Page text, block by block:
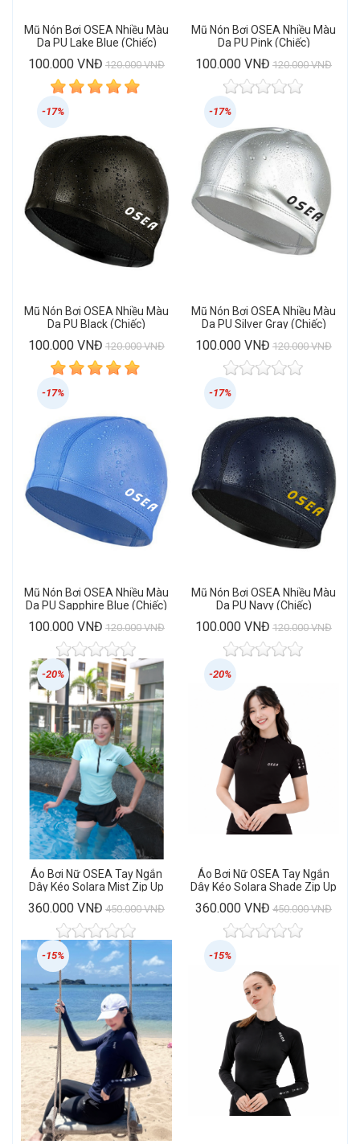
Mũ Nón Bơi OSEA Nhiều Màu
Da PU Lake Blue (Chiếc)
100.000 VNĐ 120.000 VNĐ
Mũ Nón Bơi OSEA Nhiều Màu
Da PU Pink (Chiếc)
100.000 VNĐ 120.000 VNĐ
Mũ Nón Bơi OSEA Nhiều Màu
Da PU Black (Chiếc)
100.000 VNĐ 120.000 VNĐ
-17%
Mũ Nón Bơi OSEA Nhiều Màu
Da PU Silver Gray (Chiếc)
100.000 VNĐ 120.000 VNĐ
-17%
Mũ Nón Bơi OSEA Nhiều Màu
Da PU Sapphire Blue (Chiếc)
100.000 VNĐ 120.000 VNĐ
-17%
Mũ Nón Bơi OSEA Nhiều Màu
Da PU Navy (Chiếc)
100.000 VNĐ 120.000 VNĐ
-17%
Áo Bơi Nữ OSEA Tay Ngắn
Dây Kéo Solara Mist Zip Up
Rashguard
360.000 VNĐ 450.000 VNĐ
-20%
Áo Bơi Nữ OSEA Tay Ngắn
Dây Kéo Solara Shade Zip Up
Rashguard
360.000 VNĐ 450.000 VNĐ
-20%
-15% -15%